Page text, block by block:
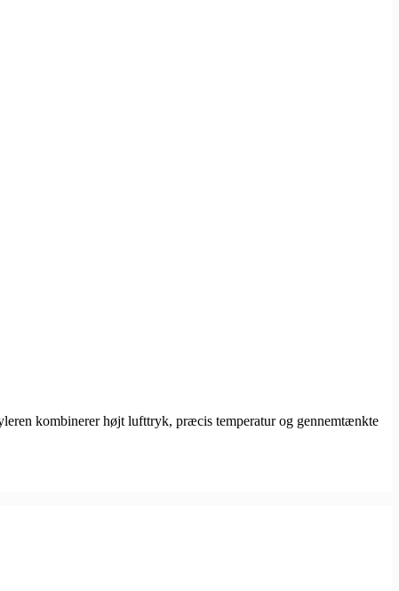
kombinerer højt lufttryk, præcis temperatur og gennemtænkte